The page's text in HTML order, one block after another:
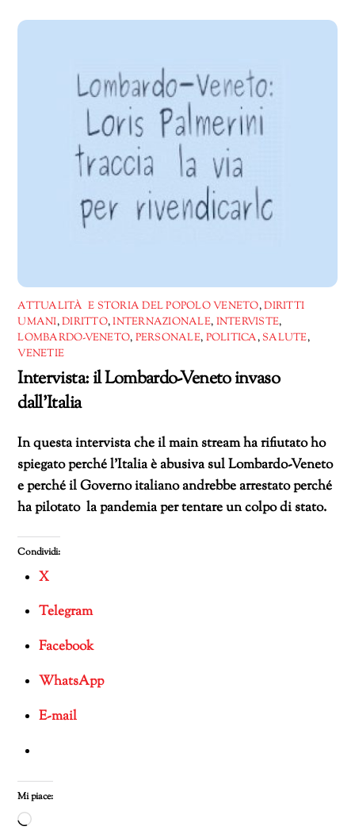
corso…
ATTUALITÀ E STORIA DEL POPOLO VENETO,DIRITTI
UMANI,DIRITTO,INTERNAZIONALE, INTERVISTE,
LOMBARDO-VENETO, PERSONALE, POLITICA,SALUTE,
VENETIE
Intervista: il Lombardo-Veneto invaso
dall’Italia
In questa intervista che il main stream ha rifiutato ho
spiegato perché l’Italia è abusiva sul Lombardo-Veneto
e perché il Governo italiano andrebbe arrestato perché
ha pilotato la pandemia per tentare un colpo di stato.
Condividi:
X
Telegram
Facebook
WhatsApp
E-mail
Mi piace:
Caricamento